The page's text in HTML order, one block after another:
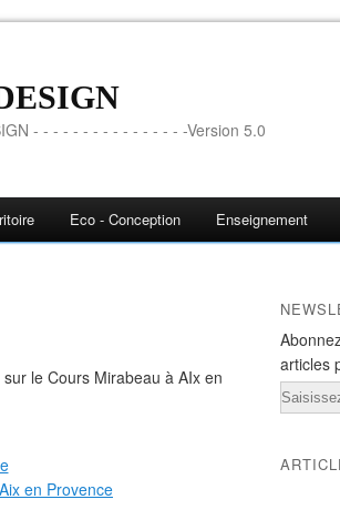
- - - - - - - - - - - - - - - -Version 5.0
Eco - Conception Enseignement
le Cours Mirabeau à AIx en
articles
Email